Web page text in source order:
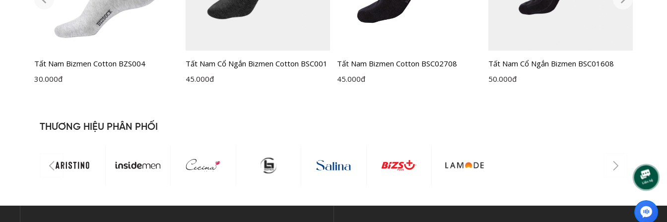
Tất Nam Bizmen Cotton BZS004
30.000đ
Tất Nam Cổ Ngắn Bizmen Cotton BSC001
45.000đ
Tất Nam Bizmen Cotton BSC02708
45.000đ
Tất Nam Cổ Ngắn Bizmen BSC01608
50.000đ
THƯƠNG HIỆU PHÂN PHỐI